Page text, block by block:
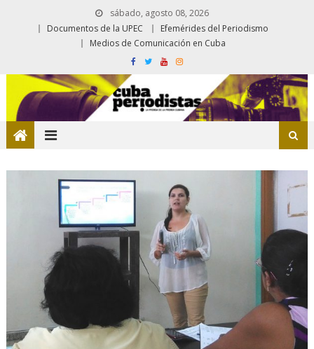
sábado, agosto 08, 2026
Documentos de la UPEC
Efemérides del Periodismo
Medios de Comunicación en Cuba